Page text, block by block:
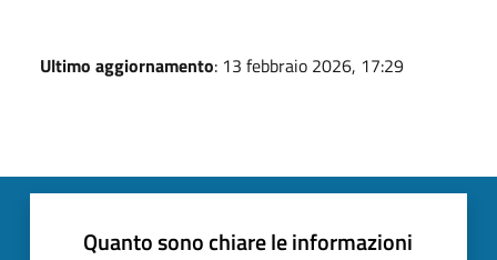
Ultimo aggiornamento: 13 febbraio 2026, 17:29
Quanto sono chiare le informazioni